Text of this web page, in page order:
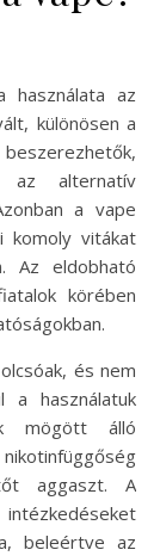
különösen a
az alternatív
a vape
komoly vitákat
Az eldobható
körében
és nem
a használatuk
mögött álló
aggaszt. A
intézkedéseket
beleértve az